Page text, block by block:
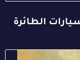
الطائرة